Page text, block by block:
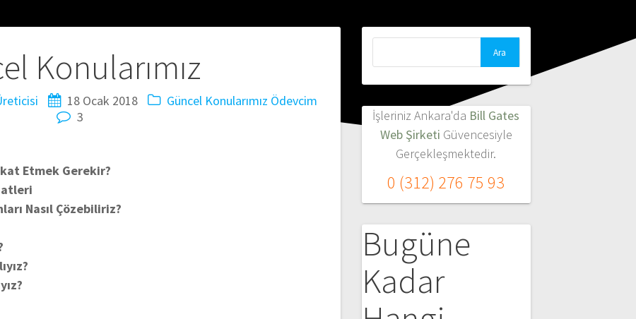
Konularımız
18 Ocak 2018 Güncel Konularımız Ödevcim
3
Etmek Gerekir?
Nasıl Çözebiliriz?
İşleriniz Ankara'da Bill Gates
Web Şirketi Güvencesiyle
Gerçekleşmektedir.
0 (312) 276 75 93
Bugüne
Kadar